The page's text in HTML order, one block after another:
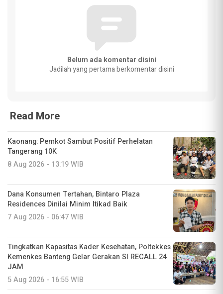
Belum ada komentar disini
Jadilah yang pertama berkomentar disini
Read More
Kaonang: Pemkot Sambut Positif Perhelatan
Tangerang 10K
8 Aug 2026 - 13:19 WIB
Dana Konsumen Tertahan, Bintaro Plaza
Residences Dinilai Minim Itikad Baik
7 Aug 2026 - 06:47 WIB
Tingkatkan Kapasitas Kader Kesehatan, Poltekkes
Kemenkes Banteng Gelar Gerakan SI RECALL 24
JAM
5 Aug 2026 - 16:55 WIB